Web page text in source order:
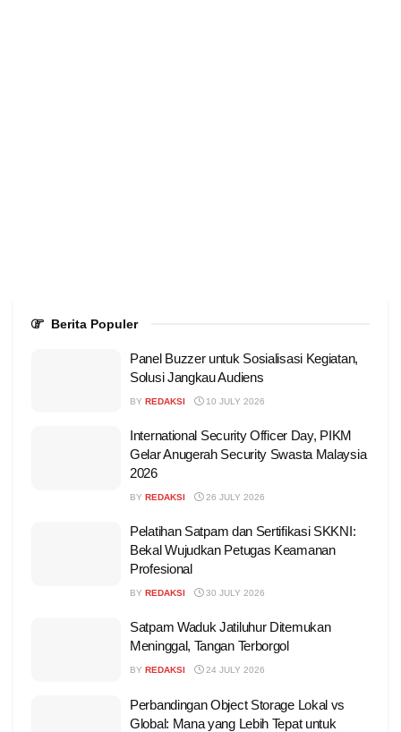
Berita Populer
Panel Buzzer untuk Sosialisasi Kegiatan,
Solusi Jangkau Audiens
BY REDAKSI 10 JULY 2026
International Security Officer Day, PIKM
Gelar Anugerah Security Swasta Malaysia
2026
BY REDAKSI 26 JULY 2026
Pelatihan Satpam dan Sertifikasi SKKNI:
Bekal Wujudkan Petugas Keamanan
Profesional
BY REDAKSI 30 JULY 2026
Satpam Waduk Jatiluhur Ditemukan
Meninggal, Tangan Terborgol
BY REDAKSI 24 JULY 2026
Perbandingan Object Storage Lokal vs
Global: Mana yang Lebih Tepat untuk